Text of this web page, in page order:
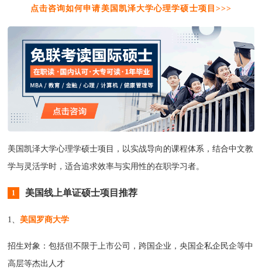
点击咨询如何申请美国凯泽大学心理学硕士项目>>>
美国凯泽大学心理学硕士项目，以实战导向的课程体系，结合中文教
学与灵活学时，适合追求效率与实用性的在职学习者。
1 美国线上单证硕士项目推荐
1、美国罗商大学
招生对象：包括但不限于上市公司，跨国企业，央国企私企民企等中
高层等杰出人才